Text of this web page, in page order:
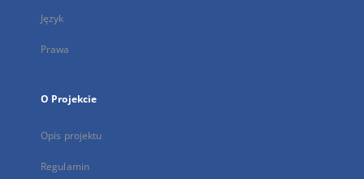
Język
Prawa
O Projekcie
Opis projektu
Regulamin